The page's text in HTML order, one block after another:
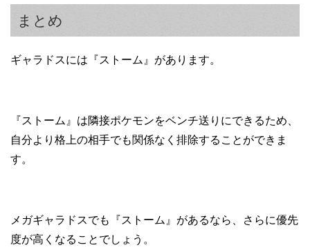
まとめ
ギャラドスには『ストーム』があります。
『ストーム』は隣接ポケモンをベンチ送りにできるため、
自分より格上の相手でも関係なく排除することができま
す。
メガギャラドスでも『ストーム』があるなら、さらに優先
度が高くなることでしょう。